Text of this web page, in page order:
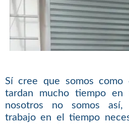
Sí cree que somos como
tardan mucho tiempo en
nosotros no somos así,
trabajo en el tiempo